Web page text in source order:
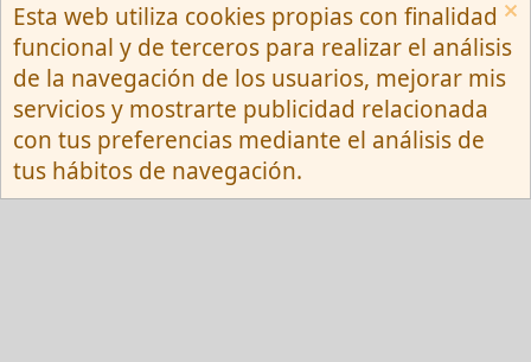
Español (Neutro) Tu
Contactarnos
Términos y reglas
Privacy policy
Ayuda
R
S
S
Community platform by XenForo ® © 2010-
2026 XenForo Ltd.
Esta web utiliza cookies propias con finalidad
funcional y de terceros para realizar el análisis
de la navegación de los usuarios, mejorar mis
servicios y mostrarte publicidad relacionada
con tus preferencias mediante el análisis de
tus hábitos de navegación.